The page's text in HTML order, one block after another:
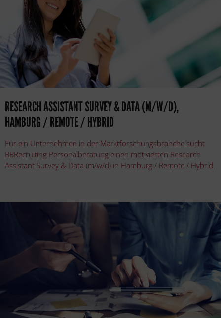
RESEARCH ASSISTANT SURVEY & DATA (M/W/D),
HAMBURG / REMOTE / HYBRID
Für ein Unternehmen in der Marktforschungsbranche sucht
BBRecruiting Personalberatung einen motivierten Research
Assistant Survey & Data (m/w/d) in Hamburg / Remote / Hybrid.